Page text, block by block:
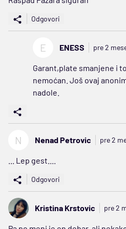
Odgovori
E ENESS pre 2
Garant,plate smanjene i
nemoćan. Još ovaj
nadole.
N Nenad Petrovic pre 2
... Lep gest....
Odgovori
Kristina Krstovic pre 2